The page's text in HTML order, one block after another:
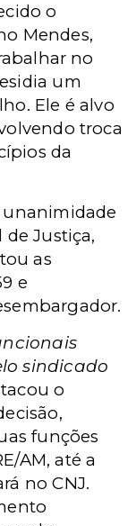
o
Mendes,
no
um
Ele é alvo
troca
da
unanimidade
Justiça,
as
e
sindicado
o
funções
AM, até a
no CNJ.